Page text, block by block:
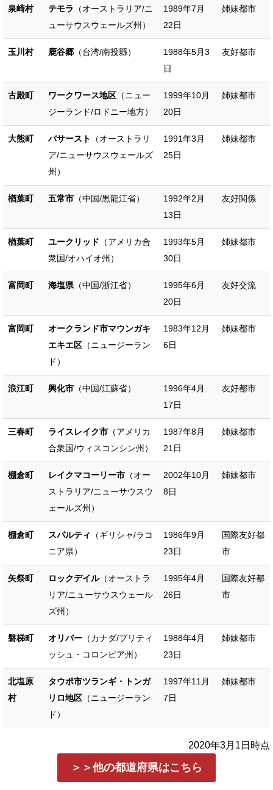
泉崎村 テモラ （オーストラリア/ニ
ューサウスウェールズ州）
1989年7月
22日
姉妹都市
玉川村 鹿谷郷 （台湾/南投縣）
1988年5月3
日
友好都市
古殿町 ワークワース地区 （ニュー
ジーランド/ロドニー地方）
1999年10月
20日
姉妹都市
大熊町 バサースト
（オーストラリ
ア/ニューサウスウェールズ
州）
1991年3月
25日
姉妹都市
楢葉町 五常市 （中国/黒龍江省）
1992年2月
13日
友好関係
楢葉町 ユークリッド （アメリカ合
衆国/オハイオ州）
1993年5月
30日
姉妹都市
富岡町 海塩県（中国/浙江省）
1995年6月
20日
友好交流
富岡町
オークランド市マウンガキ
エキエ区 （ニュージーラン
ド）
1983年12月
6日
姉妹都市
浪江町 興化市 （中国/江蘇省）
1996年4月
17日
友好都市
三春町 ライスレイク市 （アメリカ
合衆国/ウィスコンシン州）
1987年8月
21日
姉妹都市
棚倉町 レイクマコーリー市 （オー
ストラリア/ニューサウスウ
ェールズ州）
2002年10月
8日
姉妹都市
棚倉町 スパルティ
（ギリシャ/ラコ
ニア県）
1986年9月
23日
国際友好都
市
矢祭町 ロックデイル（オーストラ
リア/ニューサウスウェール
ズ州）
1995年4月
26日
国際友好都
市
磐梯町 オリバー （カナダ/ブリティ
ッシュ・コロンビア州）
1988年4月
23日
姉妹都市
北塩原
村
タウポ市ツランギ・トンガ
リロ地区 （ニュージーラン
ド）
1997年11月
7日
姉妹都市
2020年3月1日時点
＞＞他の都道府県はこちら